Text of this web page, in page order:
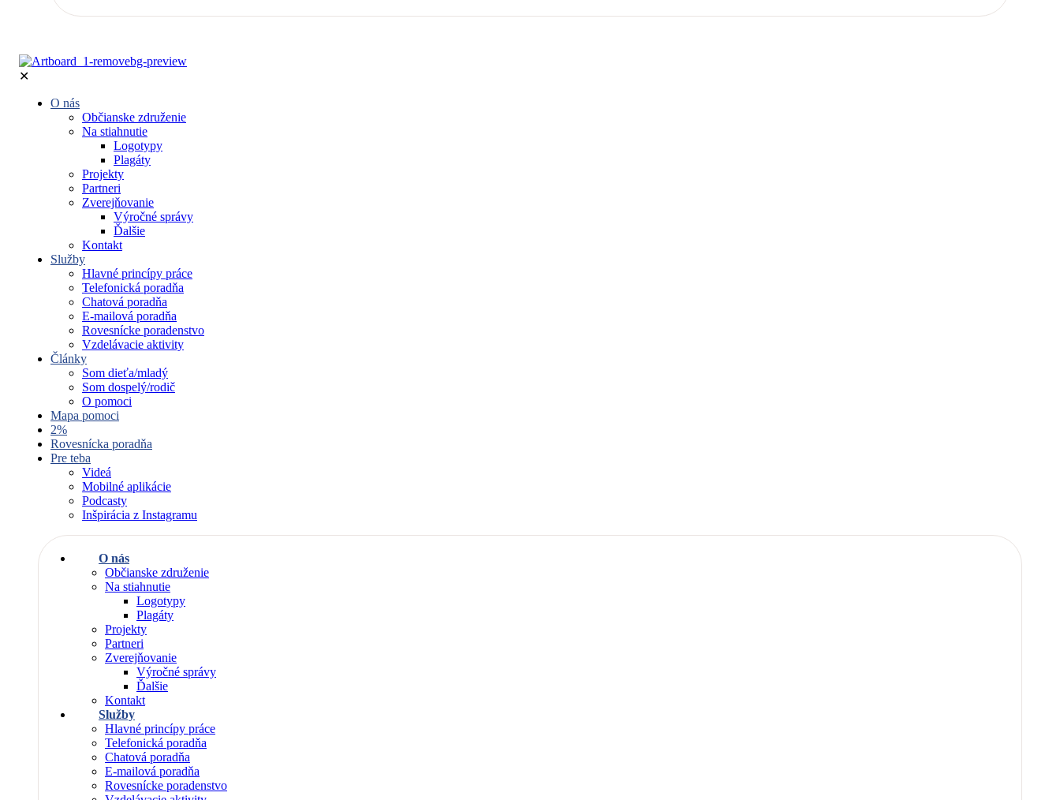
✕
O nás
Občianske združenie
Na stiahnutie
Logotypy
Plagáty
Projekty
Partneri
Zverejňovanie
Výročné správy
Ďalšie
Kontakt
Služby
Hlavné princípy práce
Telefonická poradňa
Chatová poradňa
E-mailová poradňa
Rovesnícke poradenstvo
Vzdelávacie aktivity
Články
Som dieťa/mladý
Som dospelý/rodič
O pomoci
Mapa pomoci
2%
Rovesnícka poradňa
Pre teba
Videá
Mobilné aplikácie
Podcasty
Inšpirácia z Instagramu
O nás
Občianske združenie
Na stiahnutie
Logotypy
Plagáty
Projekty
Partneri
Zverejňovanie
Výročné správy
Ďalšie
Kontakt
Služby
Hlavné princípy práce
Telefonická poradňa
Chatová poradňa
E-mailová poradňa
Rovesnícke poradenstvo